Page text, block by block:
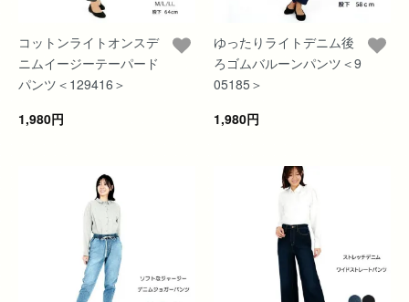
コットンライトオンスデ
ニムイージーテーパード
パンツ＜129416＞
1,980円
ゆったりライトデニム後
ろゴムバルーンパンツ＜9
05185＞
1,980円